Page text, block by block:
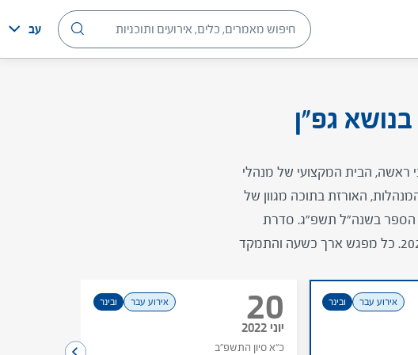
עב
גפ"ן
ראשה, הבית המקצועי של מנהלי
האורזת בתוכה מגוון של
הספר בשנה"ל תשפ"ג. סדרת
המפגשים התקיימה במהלך חודשים אפריל-יוני 2022. כל מפגש ארך כשעה והתמקד
אירוע עבר ובינר 20
יוני 2022
כ"א סיון התשפ"ב
אירוע עבר ובינר